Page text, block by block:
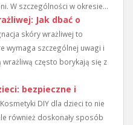
W szczególności w okresie...
Jak dbać o
skóry wrażliwej to
wymaga szczególnej uwagi i
często borykają się z
bezpieczne i
Kosmetyki DIY dla dzieci to nie
również doskonały sposób